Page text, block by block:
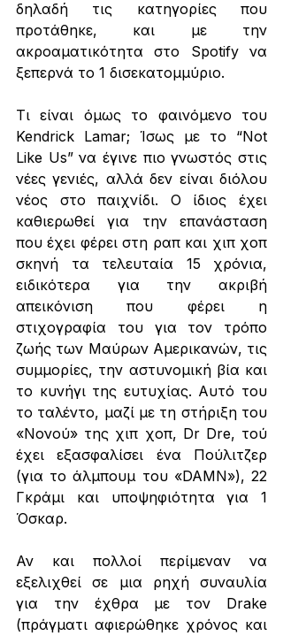
δηλαδή τις κατηγορίες που
προτάθηκε, και με την
ακροαματικότητα στο Spotify να
ξεπερνά το 1 δισεκατομμύριο.
Τι είναι όμως το φαινόμενο του
Kendrick Lamar; Ίσως με το “Not
Like Us” να έγινε πιο γνωστός στις
νέες γενιές, αλλά δεν είναι διόλου
νέος στο παιχνίδι. Ο ίδιος έχει
καθιερωθεί για την επανάσταση
που έχει φέρει στη ραπ και χιπ χοπ
σκηνή τα τελευταία 15 χρόνια,
ειδικότερα για την ακριβή
απεικόνιση που φέρει η
στιχογραφία του για τον τρόπο
ζωής των Μαύρων Αμερικανών, τις
συμμορίες, την αστυνομική βία και
το κυνήγι της ευτυχίας. Αυτό του
το ταλέντο, μαζί με τη στήριξη του
«Νονού» της χιπ χοπ, Dr Dre, τού
έχει εξασφαλίσει ένα Πούλιτζερ
(για το άλμπουμ του «DAMN»), 22
Γκράμι και υποψηφιότητα για 1
Όσκαρ.
Αν και πολλοί περίμεναν να
εξελιχθεί σε μια ρηχή συναυλία
για την έχθρα με τον Drake
(πράγματι αφιερώθηκε χρόνος και